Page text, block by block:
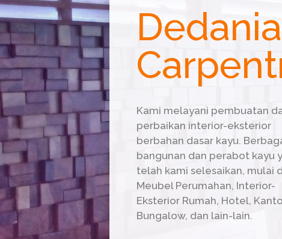
Dedania
Kami melayani pembuatan
perbaikan interior-eksterior
berbahan dasar kayu.
bangunan dan perabot kayu
telah kami selesaikan, mulai
Meubel Perumahan, Interior-
Eksterior Rumah, Hotel,
Bungalow, dan lain-lain.